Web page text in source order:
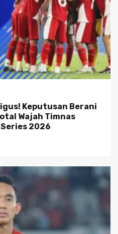
Keputusan Berani
Wajah Timnas
2026